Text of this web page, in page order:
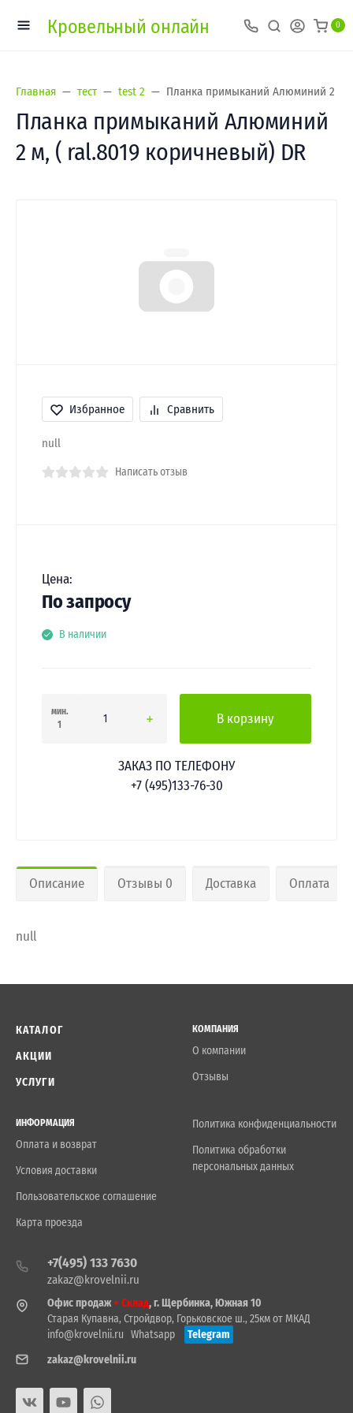
Кровельный онлайн 0
Главная тест test 2 Планка примыканий Алюминий 2 м,
Планка примыканий Алюминий
2 м, ( ral.8019 коричневый) DR
Избранное Сравнить
null
Написать отзыв
Цена:
По запросу
В наличии
мин.
1
В корзину
ЗАКАЗ ПО ТЕЛЕФОНУ
+7 (495)133-76-30
Описание Отзывы 0 Доставка Оплата
null
КАТАЛОГ
АКЦИИ
УСЛУГИ
КОМПАНИЯ
О компании
Отзывы
ИНФОРМАЦИЯ
Оплата и возврат
Условия доставки
Пользовательское соглашение
Карта проезда
Политика конфиденциальности
Политика обработки
персональных данных
+7(495) 133 7630
zakaz@krovelnii.ru
Офис продаж+ Склад, г. Щербинка, Южная 10
Старая Купавна, Стройдвор, Горьковское ш., 25км от МКАД
info@krovelnii.ru Whatsapp
Telegram
zakaz@krovelnii.ru